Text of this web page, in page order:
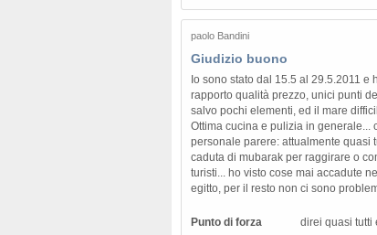
paolo Bandini
Giudizio buono
Io sono stato dal 15.5 al 29.5.2011 e
rapporto qualità prezzo, unici punti
salvo pochi elementi, ed il mare
Ottima cucina e pulizia in generale...
personale parere: attualmente quasi
caduta di mubarak per raggirare o
turisti... ho visto cose mai accadute
egitto, per il resto non ci sono
Punto di forza
direi quasi tutti